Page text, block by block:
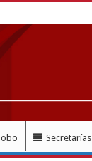
Secretarías